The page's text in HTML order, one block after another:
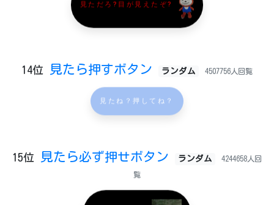
見ただろ?目が見えたぞ?
14位 見たら押すボタン ランダム 4507756人回覧
見たね？押してね？
15位 見たら必ず押せボタン ランダム 4244658人回
覧